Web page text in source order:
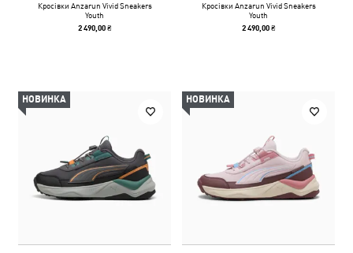
Кросівки Anzarun Vivid Sneakers
Youth
2 490,00 ₴
Кросівки Anzarun Vivid Sneakers
Youth
2 490,00 ₴
НОВИНКА НОВИНКА